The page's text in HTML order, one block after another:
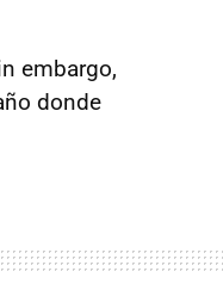
embargo,
donde